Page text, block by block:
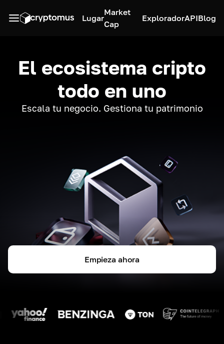
Lugar
Market
Cap
ExploradorAPIBlog
El ecosistema cripto
todo en uno
Escala tu negocio. Gestiona tu patrimonio
Empieza ahora